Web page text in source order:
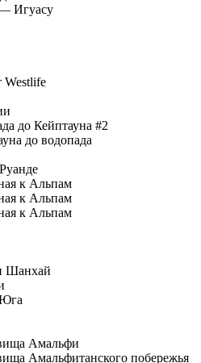
Игуасу
Westlife
до Кейптауна #2
до водопада
к Альпам
к Альпам
к Альпам
Шанхай
Амальфи
Амальфитанского побережья